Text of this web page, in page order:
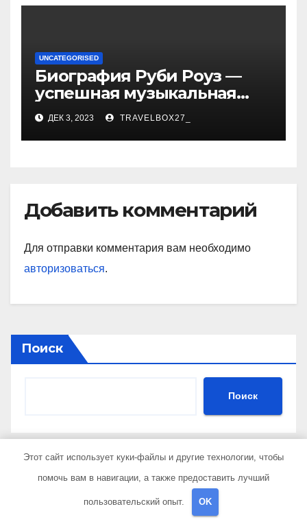
UNCATEGORISED
Биография Руби Роуз —
успешная музыкальная
карьера, личная жизнь и
знаковые достижения
ДЕК 3, 2023 TRAVELBOX27_
Добавить комментарий
Для отправки комментария вам необходимо
авторизоваться.
Поиск
Поиск
Последние публикации
Как получить гражданство Аргентины: Полное
Этот сайт использует куки-файлы и другие технологии, чтобы
помочь вам в навигации, а также предоставить лучший
пользовательский опыт. OK